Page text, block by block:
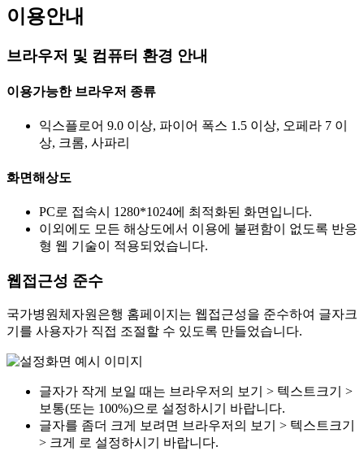
이용안내
브라우저 및 컴퓨터 환경 안내
이용가능한 브라우저 종류
익스플로어 9.0 이상, 파이어 폭스 1.5 이상, 오페라 7 이
상, 크롬, 사파리
화면해상도
PC로 접속시 1280*1024에 최적화된 화면입니다.
이외에도 모든 해상도에서 이용에 불편함이 없도록 반응
형 웹 기술이 적용되었습니다.
웹접근성 준수
국가병원체자원은행 홈페이지는 웹접근성을 준수하여 글자크
기를 사용자가 직접 조절할 수 있도록 만들었습니다.
글자가 작게 보일 때는 브라우저의 보기 > 텍스트크기 >
보통(또는 100%)으로 설정하시기 바랍니다.
글자를 좀더 크게 보려면 브라우저의 보기 > 텍스트크기
> 크게 로 설정하시기 바랍니다.